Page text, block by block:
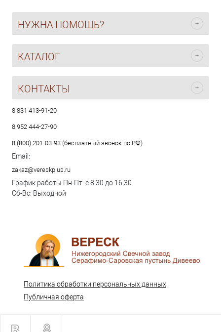
НУЖНА ПОМОЩЬ?
КАТАЛОГ
КОНТАКТЫ
8 831 413-91-20
8 952 444-27-90
8 (800) 201-03-93 (бесплатный звонок по РФ)
Email:
zakaz@vereskplus.ru
График работы Пн-Пт: с 8:30 до 16:30
Сб-Вс: Выходной
Политика обработки персональных данных
Публичная оферта